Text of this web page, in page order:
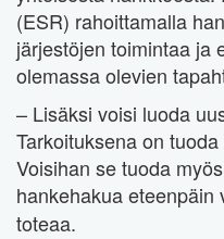
(ESR) rahoittamalla
järjestöjen toimintaa ja
olemassa olevien
– Lisäksi voisi luoda
Tarkoituksena on
Voisihan se tuoda
hankehakua eteenpäin
toteaa.